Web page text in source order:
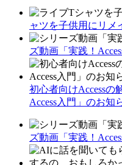
ャツを子供用にリメ
ズ動画「実践！
初心者向けAccessの
Access入門」のお知
ズ動画「実践！